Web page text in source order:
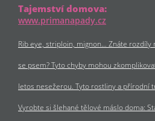
Tajemství domova:
www.primanapady.cz
Rib eye, striploin, mignon… Znáte rozdíly
se psem? Tyto chyby mohou
letos nesežerou. Tyto rostliny a přírodní
Vyrobte si šlehané tělové máslo doma: